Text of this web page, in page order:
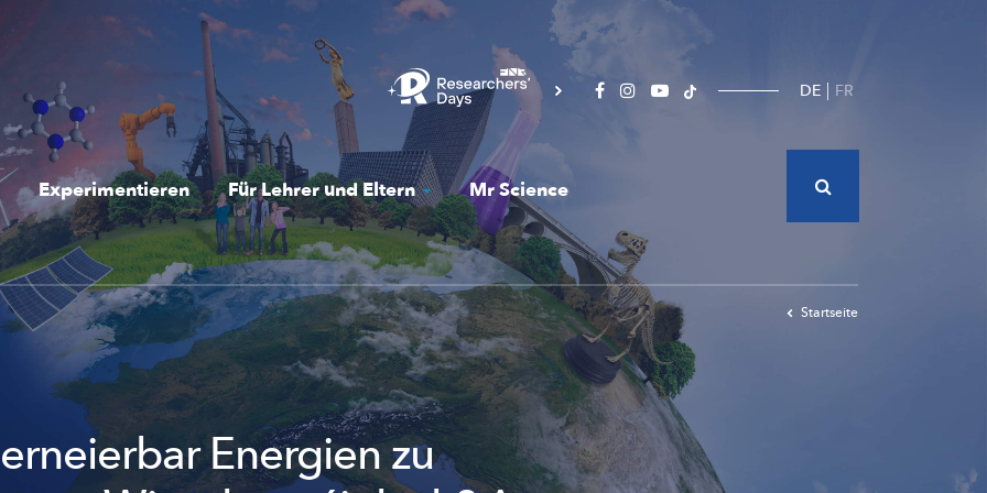
DE FR
Experimentieren Für Lehrer und Eltern Mr Science
Startseite
Energien zu